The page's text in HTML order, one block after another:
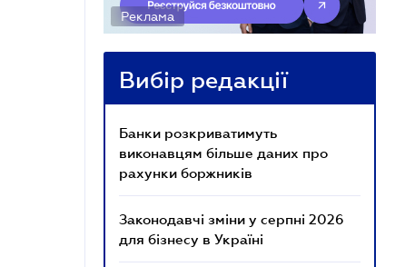
Реклама
Вибір редакції
Банки розкриватимуть
виконавцям більше даних про
рахунки боржників
Законодавчі зміни у серпні 2026
для бізнесу в Україні